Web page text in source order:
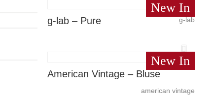
New In
g-lab – Pure g-lab
New In
American Vintage – Bluse
american vintage